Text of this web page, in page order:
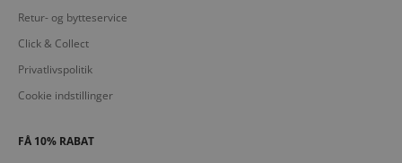
Retur- og bytteservice
Click & Collect
Privatlivspolitik
Cookie indstillinger
FÅ 10% RABAT